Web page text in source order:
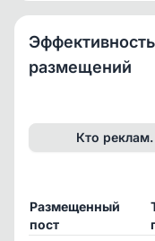
размещений
Кто реклам.
Размещенный
пост